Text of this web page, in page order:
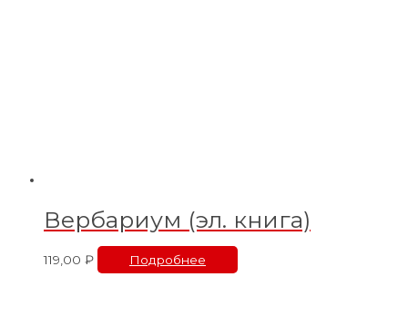
Вербариум (эл. книга)
119,00 ₽ Подробнее